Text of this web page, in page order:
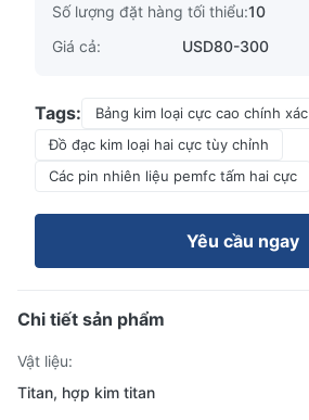
Số lượng đặt hàng tối thiểu:10
Giá cả:
USD80-300
Tags:
Bảng kim loại cực cao chính xác
Đồ đạc kim loại hai cực tùy chỉnh
Các pin nhiên liệu pemfc tấm hai cực
Yêu cầu ngay
Chi tiết sản phẩm
Vật liệu:
Titan, hợp kim titan